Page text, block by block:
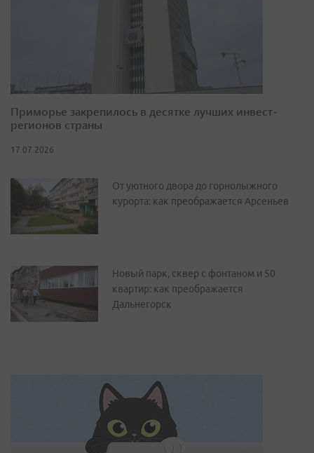
Приморье закрепилось в десятке лучших инвест-
регионов страны
17.07.2026
От уютного двора до горнолыжного
курорта: как преображается Арсеньев
Новый парк, сквер с фонтаном и 50
квартир: как преображается
Дальнегорск